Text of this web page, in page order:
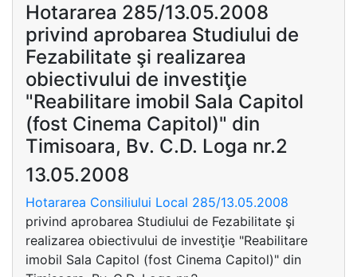
Hotararea 285/13.05.2008
privind aprobarea Studiului de
Fezabilitate şi realizarea
obiectivului de investiţie
"Reabilitare imobil Sala Capitol
(fost Cinema Capitol)" din
Timisoara, Bv. C.D. Loga nr.2
13.05.2008
Hotararea Consiliului Local 285/13.05.2008
privind aprobarea Studiului de Fezabilitate şi
realizarea obiectivului de investiţie "Reabilitare
imobil Sala Capitol (fost Cinema Capitol)" din